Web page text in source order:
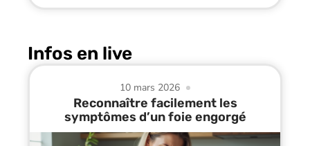
Infos en live
10 mars 2026
Reconnaître facilement les
symptômes d’un foie engorgé